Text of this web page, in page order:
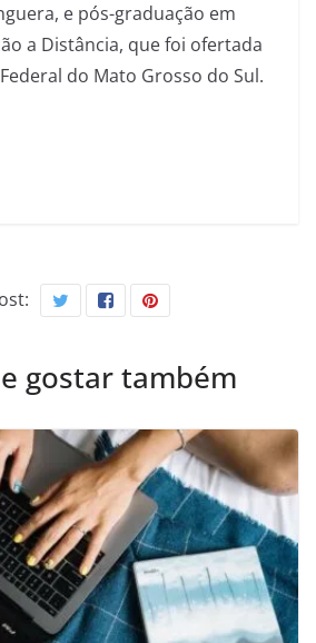
e pós-graduação em
a Distância, que foi ofertada
do Mato Grosso do Sul.
gostar também